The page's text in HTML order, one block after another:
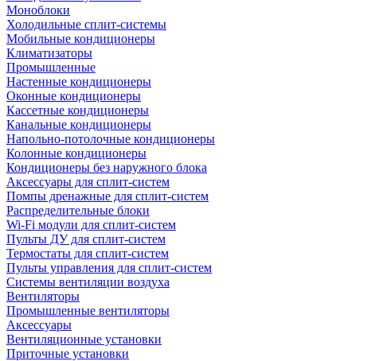
Моноблоки
Холодильные сплит-системы
Мобильные кондиционеры
Климатизаторы
Промышленные
Настенные кондиционеры
Оконные кондиционеры
Кассетные кондиционеры
Канальные кондиционеры
Напольно-потолочные кондиционеры
Колонные кондиционеры
Кондиционеры без наружного блока
Аксессуары для сплит-систем
Помпы дренажные для сплит-систем
Распределительные блоки
Wi-Fi модули для сплит-систем
Пульты ДУ для сплит-систем
Термостаты для сплит-систем
Пульты управления для сплит-систем
Системы вентиляции воздуха
Вентиляторы
Промышленные вентиляторы
Аксессуары
Вентиляционные установки
Приточные установки